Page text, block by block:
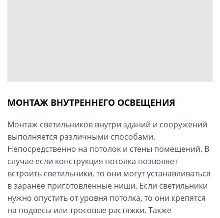
МОНТАЖ ВНУТРЕННЕГО ОСВЕЩЕНИЯ
Монтаж светильников внутри зданий и сооружений
выполняется различными способами.
Непосредственно на потолок и стены помещений. В
случае если конструкция потолка позволяет
встроить светильники, то они могут устанавливаться
в заранее приготовленные ниши. Если светильники
нужно опустить от уровня потолка, то они крепятся
на подвесы или тросовые растяжки. Также